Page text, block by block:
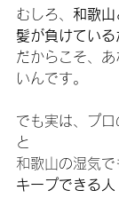
むしろ、 和歌山
髪が負けている
だからこそ、
いんです。
でも実は、プ
と
和歌山の湿気で
キープできる人